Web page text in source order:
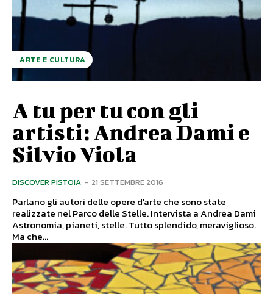
ARTE E CULTURA
A tu per tu con gli
artisti: Andrea Dami e
Silvio Viola
DISCOVER PISTOIA - 21 SETTEMBRE 2016
Parlano gli autori delle opere d'arte che sono state
realizzate nel Parco delle Stelle. Intervista a Andrea Dami
Astronomia, pianeti, stelle. Tutto splendido, meraviglioso.
Ma che...